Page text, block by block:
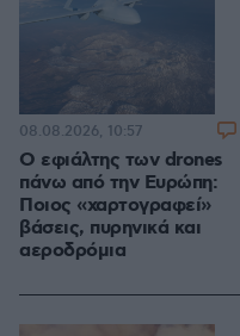
Ο εφιάλτης των drones
πάνω από την Ευρώπη:
Ποιος «χαρτογραφεί»
βάσεις, πυρηνικά και
αεροδρόμια
08.08.2026, 10:57